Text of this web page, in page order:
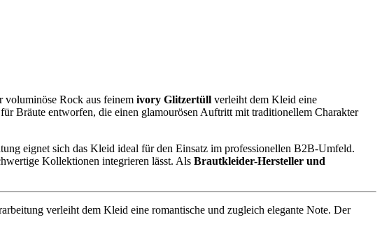
Rock aus feinem ivory Glitzertüll verleiht dem Kleid eine
Bräute entworfen, die einen glamourösen Auftritt mit traditionellem Charakter
eignet sich das Kleid ideal für den Einsatz im professionellen B2B-Umfeld.
Kollektionen integrieren lässt. Als Brautkleider-Hersteller und
verleiht dem Kleid eine romantische und zugleich elegante Note. Der